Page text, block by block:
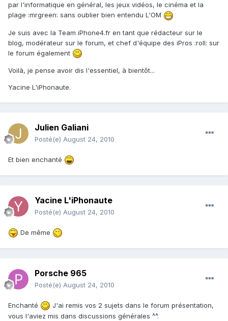
par l'informatique en général, les jeux vidéos, le cinéma et la
plage :mrgreen: sans oublier bien entendu L'OM
Je suis avec la Team iPhone4.fr en tant que rédacteur sur le
blog, modérateur sur le forum, et chef d'équipe des iPros :roll: sur
le forum également
Voilà, je pense avoir dis l'essentiel, à bientôt...
Yacine L'iPhonaute.
Julien Galiani
Posté(e) August 24, 2010
Et bien enchanté
Yacine L'iPhonaute
Posté(e) August 24, 2010
De même
Porsche 965
Posté(e) August 24, 2010
Enchanté
J'ai remis vos 2 sujets dans le forum présentation,
vous l'aviez mis dans discussions générales ^^.